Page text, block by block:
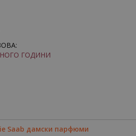
ГОДИНИ
Saab дамски парфюми